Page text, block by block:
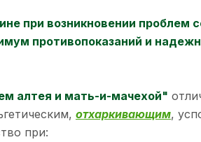
при возникновении проблем
противопоказаний и
алтея и мать-и-мачехой"
отхаркивающим,
при: